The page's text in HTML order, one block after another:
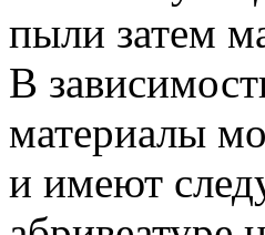
пыли затем
В
материалы
и имеют